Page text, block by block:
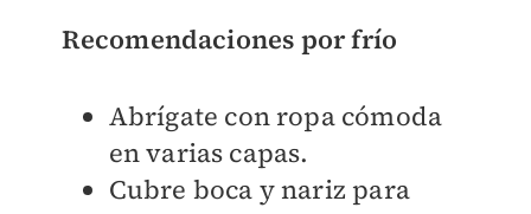
Recomendaciones por frío
Abrígate con ropa cómoda
en varias capas.
Cubre boca y nariz para